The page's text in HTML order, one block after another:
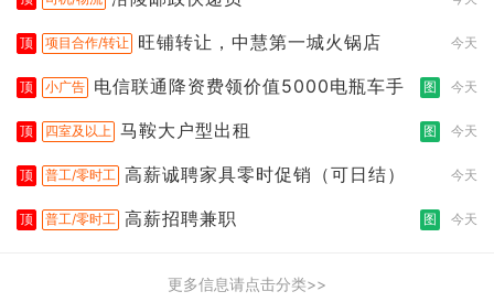
顶 项目合作/转让 旺铺转让，中慧第一城火锅店 今天
顶 小广告 电信联通降资费领价值5000电瓶车手 图 今天
顶 四室及以上 马鞍大户型出租 图 今天
顶 普工/零时工 高薪诚聘家具零时促销（可日结） 今天
顶 普工/零时工 高薪招聘兼职 图 今天
更多信息请点击分类>>